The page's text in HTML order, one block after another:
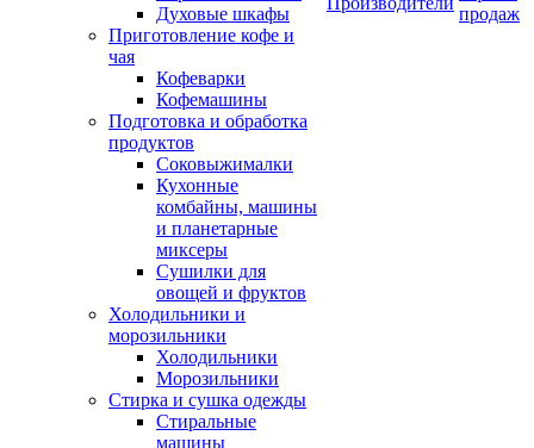
Духовые шкафы
Приготовление кофе и
чая
Кофеварки
Кофемашины
Подготовка и обработка
продуктов
Соковыжималки
Кухонные
комбайны, машины
и планетарные
миксеры
Сушилки для
овощей и фруктов
Холодильники и
морозильники
Холодильники
Морозильники
Стирка и сушка одежды
Стиральные
машины
продаж